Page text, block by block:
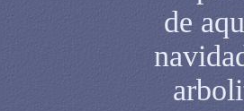
de